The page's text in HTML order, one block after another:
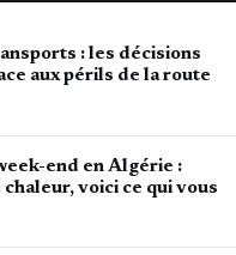
: les décisions
aux périls de la route
end en Algérie :
voici ce qui vous